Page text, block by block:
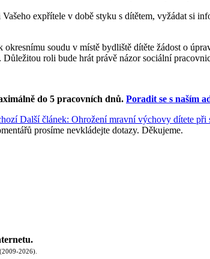
expřítele v době styku s dítětem, vyžádat si
soudu v místě bydliště dítěte žádost o
roli bude hrát právě názor sociální
do 5 pracovních dnů. Poradit se s naším
Další článek: Ohrožení mravní výchovy dítete při
prosíme nevkládejte dotazy. Děkujeme.
2026).